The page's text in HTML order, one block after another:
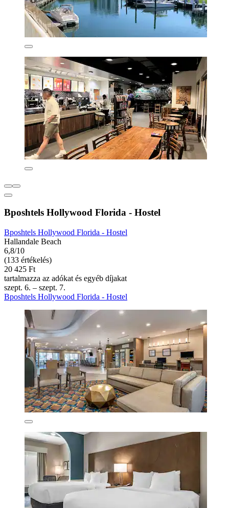
Bposhtels Hollywood Florida - Hostel
Bposhtels Hollywood Florida - Hostel
Hallandale Beach
6,8/10
(133 értékelés)
20 425 Ft
tartalmazza az adókat és egyéb díjakat
szept. 6. – szept. 7.
Bposhtels Hollywood Florida - Hostel